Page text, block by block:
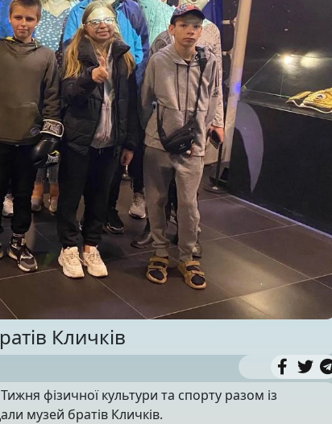
Кличків
фізичної культури та спорту разом із
музей братів Кличків.